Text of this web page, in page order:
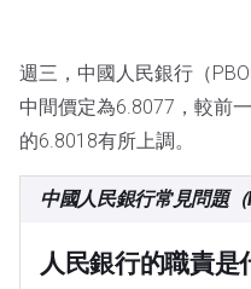
週三，中國人民銀行（
中間價定為6.8077，較前
的6.8018有所上調。
中國人民銀行常見問題（
人民銀行的職責是